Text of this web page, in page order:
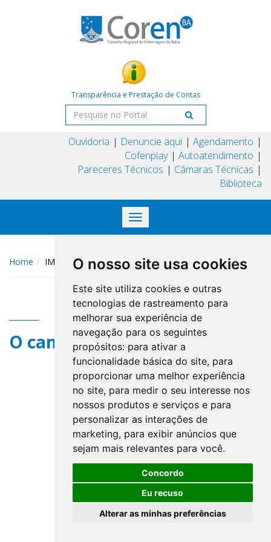
O nosso site usa cookies
Este site utiliza cookies e outras
tecnologias de rastreamento para
melhorar sua experiência de
navegação para os seguintes
propósitos: para ativar a
funcionalidade básica do site, para
proporcionar uma melhor experiência
no site, para medir o seu interesse nos
nossos produtos e serviços e para
personalizar as interações de
marketing, para exibir anúncios que
sejam mais relevantes para você.
Concordo
Eu recuso
Alterar as minhas preferências
Transparência e Prestação de Contas
Ouvidoria Denuncie aqui
Agendamento
Cofenplay
Autoatendimento
Pareceres Técnicos
Câmaras Técnicas
Biblioteca
Toggle
navigation
Home IMG_7667
O campo title não existe.